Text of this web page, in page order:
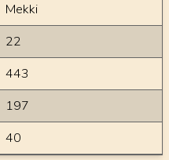
Mekki
22
443
197
40